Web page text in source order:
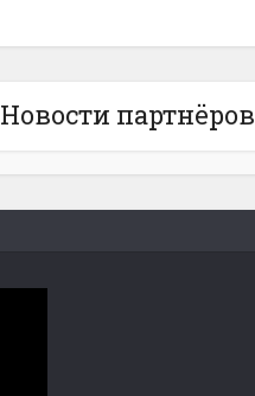
Новости партнёров